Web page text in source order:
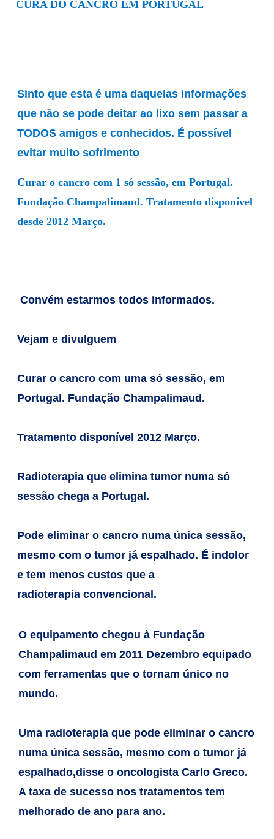
CURA DO CANCRO EM PORTUGAL
Sinto que esta é uma daquelas informações
que não se pode deitar ao lixo sem passar a
TODOS amigos e conhecidos. É possível
evitar muito sofrimento
Curar o cancro com 1 só sessão, em Portugal.
Fundação Champalimaud. Tratamento disponível
desde 2012 Março.
Convém estarmos todos informados.
Vejam e divulguem
Curar o cancro com uma só sessão, em
Portugal. Fundação Champalimaud.
Tratamento disponível 2012 Março.
Radioterapia que elimina tumor numa só
sessão chega a Portugal.
Pode eliminar o cancro numa única sessão,
mesmo com o tumor já espalhado. É indolor
e tem menos custos que a
radioterapia convencional.
O equipamento chegou à Fundação
Champalimaud em 2011 Dezembro equipado
com ferramentas que o tornam único no
mundo.
Uma radioterapia que pode eliminar o cancro
numa única sessão, mesmo com o tumor já
espalhado,disse o oncologista Carlo Greco.
A taxa de sucesso nos tratamentos tem
melhorado de ano para ano.